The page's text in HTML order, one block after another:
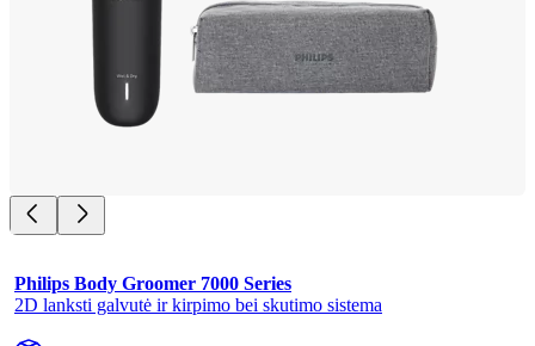
Philips Body Groomer 7000 Series
2D lanksti galvutė ir kirpimo bei skutimo sistema